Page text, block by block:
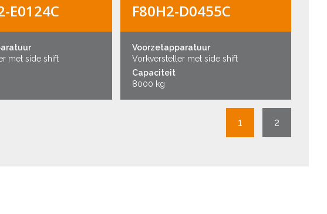
E0124C
met side shift
F80H2-D0455C
Voorzetapparatuur
Vorkversteller met side shift
Capaciteit
8000 kg
1 2